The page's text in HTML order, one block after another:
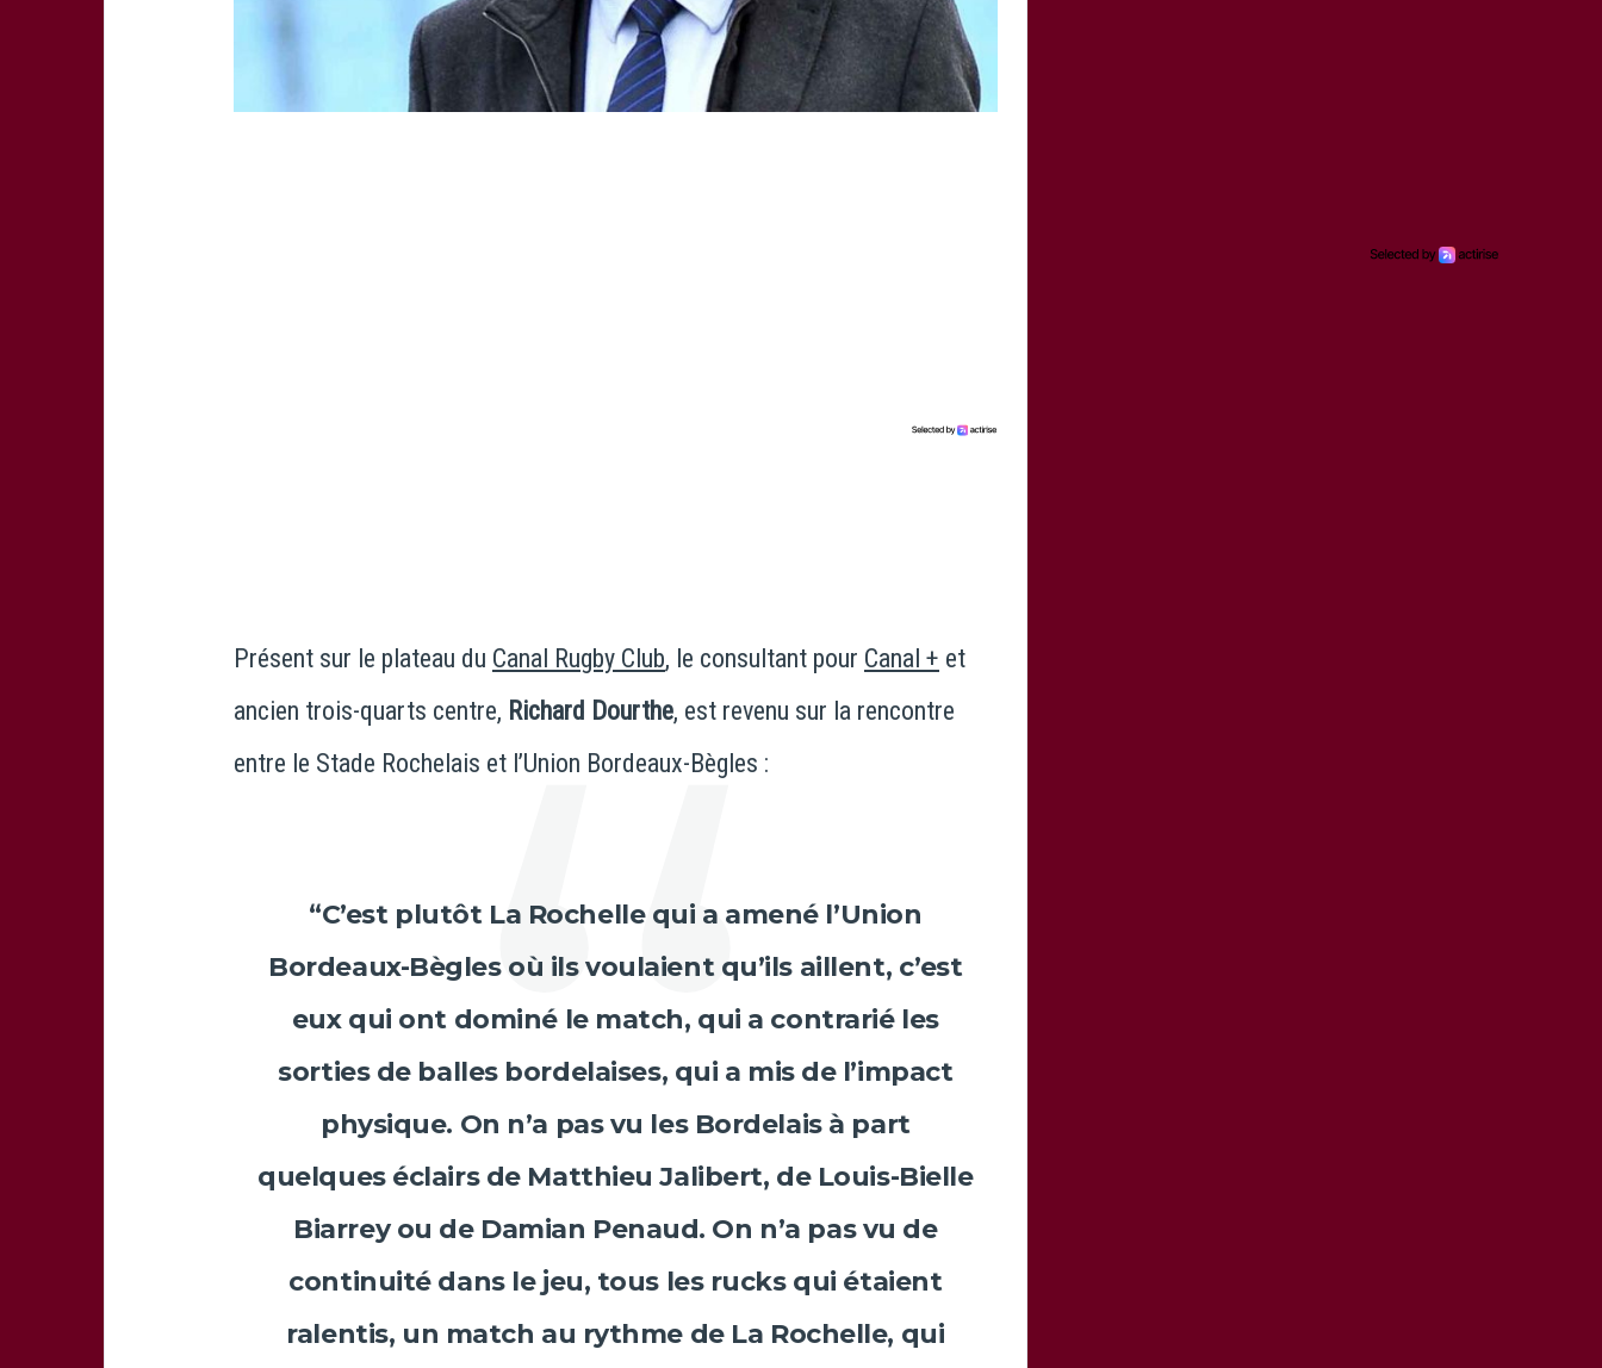
Présent sur le plateau du Canal Rugby Club, le consultant pour Canal + et
ancien trois-quarts centre, Richard Dourthe, est revenu sur la rencontre
entre le Stade Rochelais et l’Union Bordeaux-Bègles :
“C’est plutôt La Rochelle qui a amené l’Union
Bordeaux-Bègles où ils voulaient qu’ils aillent, c’est
eux qui ont dominé le match, qui a contrarié les
sorties de balles bordelaises, qui a mis de l’impact
physique. On n’a pas vu les Bordelais à part
quelques éclairs de Matthieu Jalibert, de Louis-Bielle
Biarreyou de Damian Penaud. On n’a pas vu de
continuité dans le jeu, tous les rucks qui étaient
ralentis, un match au rythme de La Rochelle, qui